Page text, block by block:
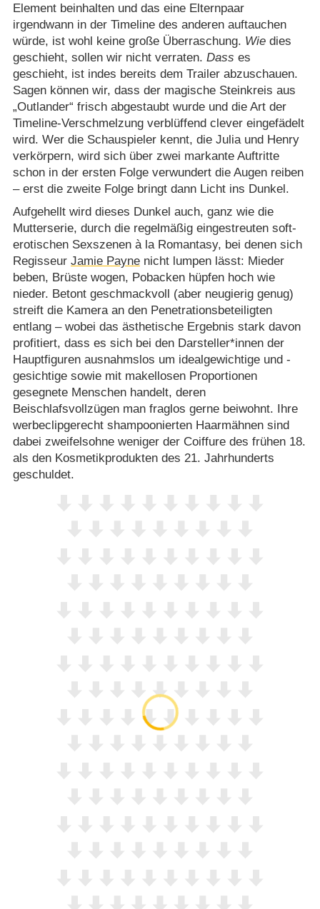
Element beinhalten und das eine Elternpaar
irgendwann in der Timeline des anderen auftauchen
würde, ist wohl keine große Überraschung. Wiedies
geschieht, sollen wir nicht verraten. Dass es
geschieht, ist indes bereits dem Trailer abzuschauen.
Sagen können wir, dass der magische Steinkreis aus
„Outlander“ frisch abgestaubt wurde und die Art der
Timeline-Verschmelzung verblüffend clever eingefädelt
wird. Wer die Schauspieler kennt, die Julia und Henry
verkörpern, wird sich über zwei markante Auftritte
schon in der ersten Folge verwundert die Augen reiben
– erst die zweite Folge bringt dann Licht ins Dunkel.
Aufgehellt wird dieses Dunkel auch, ganz wie die
Mutterserie, durch die regelmäßig eingestreuten soft-
erotischen Sexszenen à la Romantasy, bei denen sich
Regisseur Jamie Paynenicht lumpen lässt: Mieder
beben, Brüste wogen, Pobacken hüpfen hoch wie
nieder. Betont geschmackvoll (aber neugierig genug)
streift die Kamera an den Penetrationsbeteiligten
entlang – wobei das ästhetische Ergebnis stark davon
profitiert, dass es sich bei den Darsteller*innen der
Hauptfiguren ausnahmslos um idealgewichtige und -
gesichtige sowie mit makellosen Proportionen
gesegnete Menschen handelt, deren
Beischlafsvollzügen man fraglos gerne beiwohnt. Ihre
werbeclipgerecht shampoonierten Haarmähnen sind
dabei zweifelsohne weniger der Coiffure des frühen 18.
als den Kosmetikprodukten des 21. Jahrhunderts
geschuldet.